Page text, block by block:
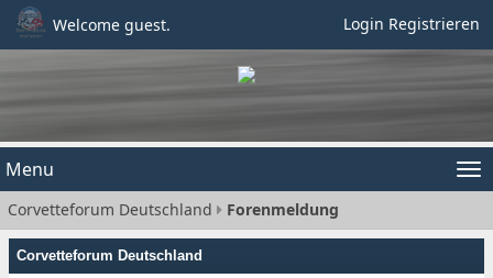
Welcome guest. Login Registrieren
Menu
Corvetteforum Deutschland Forenmeldung
Corvetteforum Deutschland